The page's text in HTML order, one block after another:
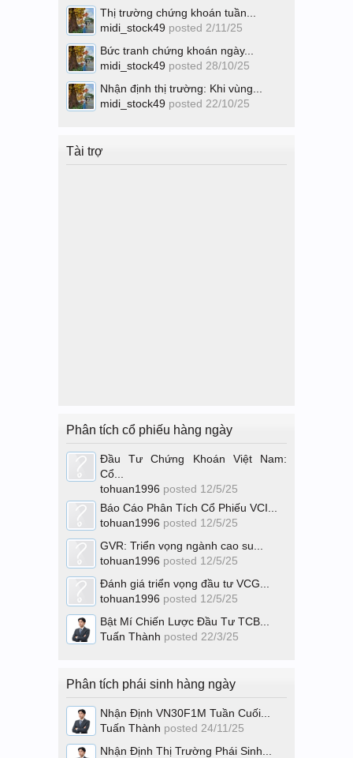
Thị trường chứng khoán tuần...
midi_stock49 posted 2/11/25
Bức tranh chứng khoán ngày...
midi_stock49 posted 28/10/25
Nhận định thị trường: Khi vùng...
midi_stock49 posted 22/10/25
Tài trợ
Phân tích cổ phiếu hàng ngày
Đầu Tư Chứng Khoán Việt Nam:
Cổ...
tohuan1996 posted 12/5/25
Báo Cáo Phân Tích Cổ Phiếu VCI...
tohuan1996 posted 12/5/25
GVR: Triển vọng ngành cao su...
tohuan1996 posted 12/5/25
Đánh giá triển vọng đầu tư VCG...
tohuan1996 posted 12/5/25
Bật Mí Chiến Lược Đầu Tư TCB...
Tuấn Thành posted 22/3/25
Phân tích phái sinh hàng ngày
Nhận Định VN30F1M Tuần Cuối...
Tuấn Thành posted 24/11/25
Nhận Định Thị Trường Phái Sinh...